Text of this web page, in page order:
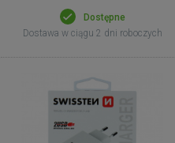
Dostępne
Dostawa w ciągu 2 dni roboczych